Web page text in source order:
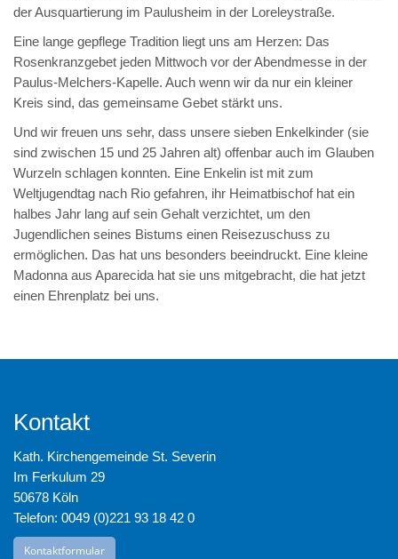
der Ausquartierung im Paulusheim in der Loreleystraße.
Eine lange gepflege Tradition liegt uns am Herzen: Das
Rosenkranzgebet jeden Mittwoch vor der Abendmesse in der
Paulus-Melchers-Kapelle. Auch wenn wir da nur ein kleiner
Kreis sind, das gemeinsame Gebet stärkt uns.
Und wir freuen uns sehr, dass unsere sieben Enkelkinder (sie
sind zwischen 15 und 25 Jahren alt) offenbar auch im Glauben
Wurzeln schlagen konnten. Eine Enkelin ist mit zum
Weltjugendtag nach Rio gefahren, ihr Heimatbischof hat ein
halbes Jahr lang auf sein Gehalt verzichtet, um den
Jugendlichen seines Bistums einen Reisezuschuss zu
ermöglichen. Das hat uns besonders beeindruckt. Eine kleine
Madonna aus Aparecida hat sie uns mitgebracht, die hat jetzt
einen Ehrenplatz bei uns.
Kontakt
Kath. Kirchengemeinde St. Severin
Im Ferkulum 29
50678 Köln
Telefon: 0049 (0)221 93 18 42 0
Kontaktformular